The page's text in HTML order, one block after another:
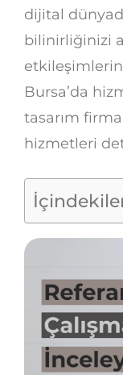
dijital
bilinirliğinizi
Bursa’da
tasarım
hizmetleri